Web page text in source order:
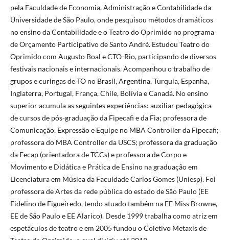
pela Faculdade de Economia, Administração e Contabilidade da
Universidade de São Paulo, onde pesquisou métodos dramáticos
no ensino da Contabilidade e o Teatro do Oprimido no programa
de Orçamento Participativo de Santo André. Estudou Teatro do
Oprimido com Augusto Boal e CTO-Rio, participando de diversos
festivais nacionais e internacionais. Acompanhou o trabalho de
grupos e curingas de TO no Brasil, Argentina, Turquia, Espanha,
Inglaterra, Portugal, França, Chile, Bolívia e Canadá. No ensino
superior acumula as seguintes experiências: auxiliar pedagógica
de cursos de pós-graduação da Fipecafi e da Fia; professora de
Comunicação, Expressão e Equipe no MBA Controller da Fipecafi;
professora do MBA Controller da USCS; professora da graduação
da Fecap (orientadora de TCCs) e professora de Corpo e
Movimento e Didática e Prática de Ensino na graduação em
Licenciatura em Música da Faculdade Carlos Gomes (Uniesp). Foi
professora de Artes da rede pública do estado de São Paulo (EE
Fidelino de Figueiredo, tendo atuado também na EE Miss Browne,
EE de São Paulo e EE Alarico). Desde 1999 trabalha como atriz em
espetáculos de teatro e em 2005 fundou o Coletivo Metaxis de